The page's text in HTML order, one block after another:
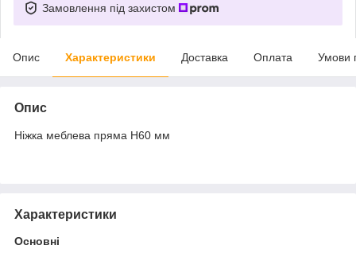
Замовлення під захистом
Опис Характеристики Доставка Оплата Умови
Опис
Ніжка меблева пряма Н60 мм
Характеристики
Основні